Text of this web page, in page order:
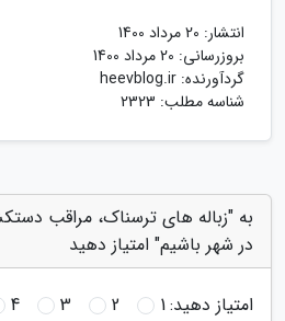
انتشار: 20 مرداد 1400
بروزرسانی: 20 مرداد 1400
گردآورنده: heevblog.ir
شناسه مطلب: 2323
به "زباله های ترسناک، مراقب
در شهر باشیم" امتیاز دهید
امتیاز دهید:1
2
3
4